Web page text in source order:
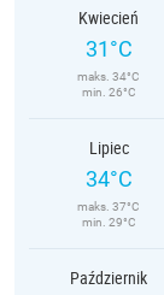
Kwiecień
31°C
maks. 34°C
min. 26°C
Lipiec
34°C
maks. 37°C
min. 29°C
Październik